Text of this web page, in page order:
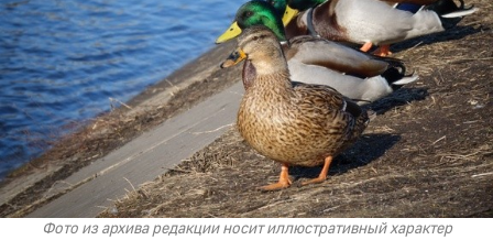
Фото из архива редакции носит иллюстративный характер